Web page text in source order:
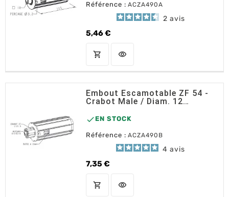
Référence : ACZA490A
2 avis
5,46 €
Prix
shopping_cart AJOUTER AU PANIER
visibility
Embout Escamotable ZF 54 -
Crabot Male / Diam. 12
 EN STOCK
Référence : ACZA490B
4avis
7,35 €
Prix
shopping_cart AJOUTER AU PANIER
visibility